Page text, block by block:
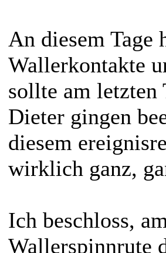
An diesem Tage
Wallerkontakte
sollte am letzten
Dieter gingen
diesem
wirklich ganz,
Ich beschloss,
Wallerspinnrute